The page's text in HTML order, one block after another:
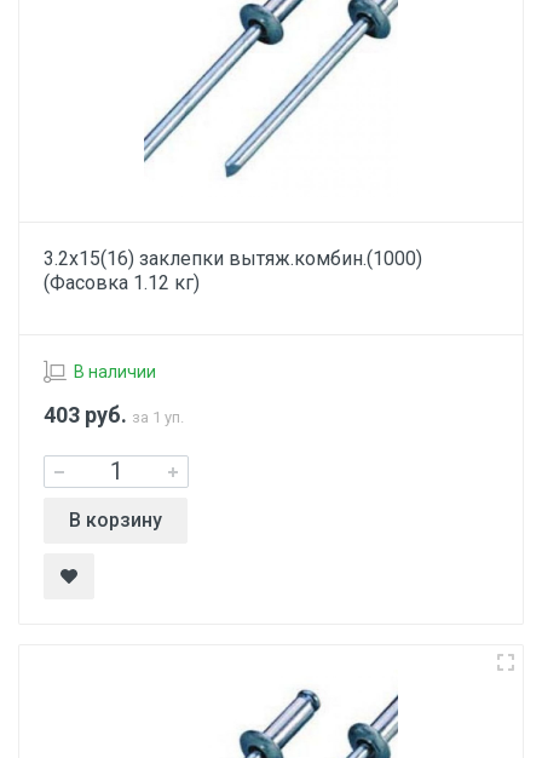
3.2х15(16) заклепки вытяж.комбин.(1000)
(Фасовка 1.12 кг)
В наличии
403 руб. за 1 уп.
В корзину